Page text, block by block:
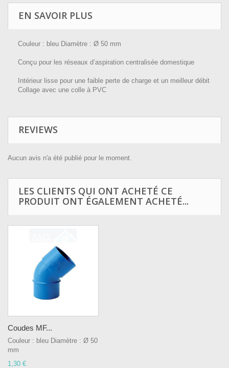
EN SAVOIR PLUS
Couleur : bleu Diamètre : Ø 50 mm
Conçu pour les réseaux d’aspiration centralisée domestique
Intérieur lisse pour une faible perte de charge et un meilleur débit
Collage avec une colle à PVC
REVIEWS
Aucun avis n'a été publié pour le moment.
LES CLIENTS QUI ONT ACHETÉ CE
PRODUIT ONT ÉGALEMENT ACHETÉ...
Coudes MF...
Couleur : bleu Diamètre : Ø 50
mm
1,30 €